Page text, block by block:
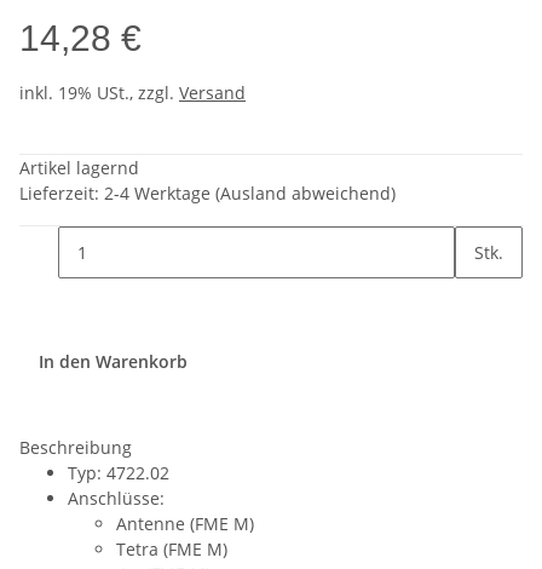
14,28 €
inkl. 19% USt., zzgl. Versand
Artikel lagernd
Lieferzeit: 2-4 Werktage (Ausland abweichend)
Stk.
In den Warenkorb
Beschreibung
Typ: 4722.02
Anschlüsse:
Antenne (FME M)
Tetra (FME M)